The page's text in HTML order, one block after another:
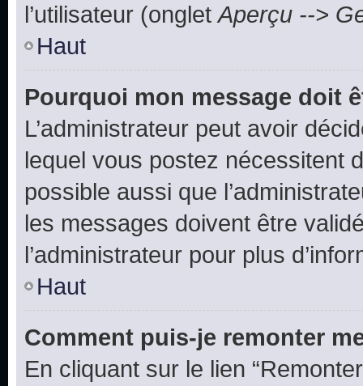
l’utilisateur (ongletAperçu -->
Haut
Pourquoi mon message doit
L’administrateur peut avoir
lequel vous postez nécessitent
possible aussi que
les messages doivent être
l’administrateur pour plus
Haut
Comment puis-je remonter
En cliquant sur le lien